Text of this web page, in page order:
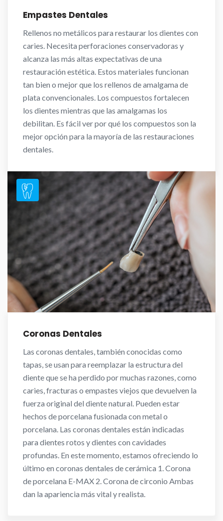
Empastes Dentales
Rellenos no metálicos para restaurar los dientes con
caries. Necesita perforaciones conservadoras y
alcanza las más altas expectativas de una
restauración estética. Estos materiales funcionan
tan bien o mejor que los rellenos de amalgama de
plata convencionales. Los compuestos fortalecen
los dientes mientras que las amalgamas los
debilitan. Es fácil ver por qué los compuestos son la
mejor opción para la mayoría de las restauraciones
dentales.
Coronas Dentales
Las coronas dentales, también conocidas como
tapas, se usan para reemplazar la estructura del
diente que se ha perdido por muchas razones, como
caries, fracturas o empastes viejos que devuelven la
fuerza original del diente natural. Pueden estar
hechos de porcelana fusionada con metal o
porcelana. Las coronas dentales están indicadas
para dientes rotos y dientes con cavidades
profundas. En este momento, estamos ofreciendo lo
último en coronas dentales de cerámica 1. Corona
de porcelana E-MAX 2. Corona de circonio Ambas
dan la apariencia más vital y realista.